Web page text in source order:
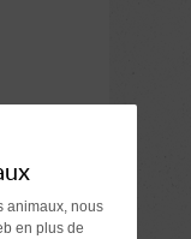
animaux, nous
en plus de